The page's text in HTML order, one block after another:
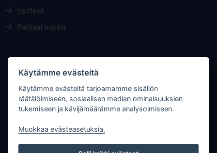
Esitteet
Parhaat merkit
RAUTANET SOSIAALISESSA MEDIASSA
Käytämme evästeitä
Käytämme evästeitä tarjoamamme sisällön
räätälöimiseen, sosiaalisen median ominaisuuksien
tukemiseen ja kävijämäärämme analysoimiseen.
Muokkaa evästeasetuksia.